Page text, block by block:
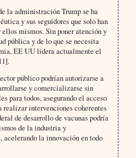
la administración Trump se ha
y sus seguidores que solo han
mismos. Sin poner atención y
pública y de lo que se necesita
EE UU lidera actualmente el
público podrían autorizarse a
y comercializarse sin
para todos, asegurando el acceso
intervenciones coherentes
de desarrollo de vacunas podría
de la industria y
acelerando la innovación en todo